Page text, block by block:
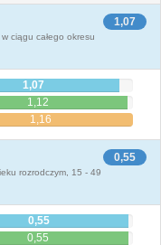
1,07
ciągu całego okresu
1,07
1,12
1,16
0,55
rozrodczym, 15 - 49
0,55
0,55